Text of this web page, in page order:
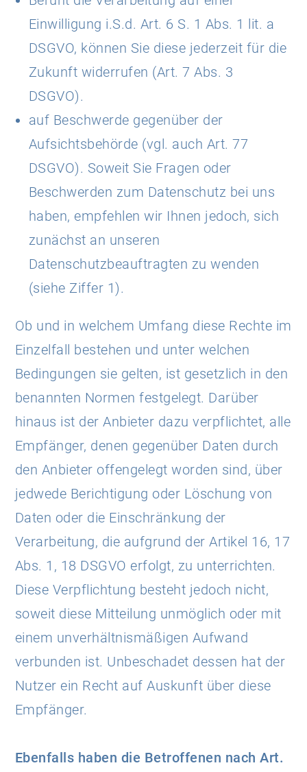
Einwilligung i.S.d. Art. 6 S. 1 Abs. 1 lit. a
DSGVO, können Sie diese jederzeit für die
Zukunft widerrufen (Art. 7 Abs. 3
DSGVO).
auf Beschwerde gegenüber der
Aufsichtsbehörde (vgl. auch Art. 77
DSGVO). Soweit Sie Fragen oder
Beschwerden zum Datenschutz bei uns
haben, empfehlen wir Ihnen jedoch, sich
zunächst an unseren
Datenschutzbeauftragten zu wenden
(siehe Ziffer 1).
Ob und in welchem Umfang diese Rechte im
Einzelfall bestehen und unter welchen
Bedingungen sie gelten, ist gesetzlich in den
benannten Normen festgelegt. Darüber
hinaus ist der Anbieter dazu verpflichtet, alle
Empfänger, denen gegenüber Daten durch
den Anbieter offengelegt worden sind, über
jedwede Berichtigung oder Löschung von
Daten oder die Einschränkung der
Verarbeitung, die aufgrund der Artikel 16, 17
Abs. 1, 18 DSGVO erfolgt, zu unterrichten.
Diese Verpflichtung besteht jedoch nicht,
soweit diese Mitteilung unmöglich oder mit
einem unverhältnismäßigen Aufwand
verbunden ist. Unbeschadet dessen hat der
Nutzer ein Recht auf Auskunft über diese
Empfänger.
Ebenfalls haben die Betroffenen nach Art.